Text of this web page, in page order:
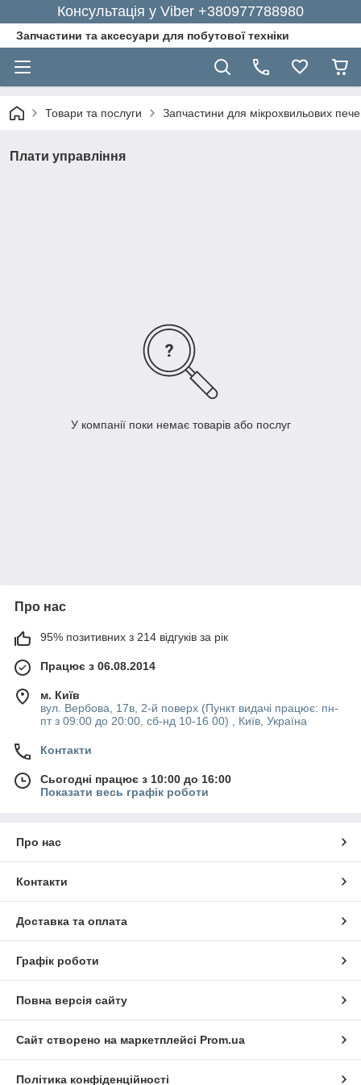
Консультація у Viber +380977788980
Запчастини та аксесуари для побутової техніки
Товари та послуги Запчастини для мікрохвильових
Плати управління
У компанії поки немає товарів або послуг
Про нас
95% позитивних з 214 відгуків за рік
Працює з 06.08.2014
м. Київ
вул. Вербова, 17в, 2-й поверх (Пункт видачі працює: пн-
пт з 09:00 до 20:00, сб-нд 10-16 00) , Київ, Україна
Контакти
Сьогодні працює з 10:00 до 16:00
Показати весь графік роботи
Про нас
Контакти
Доставка та оплата
Графік роботи
Повна версія сайту
Сайт створено на маркетплейсі Prom.ua
Політика конфіденційності